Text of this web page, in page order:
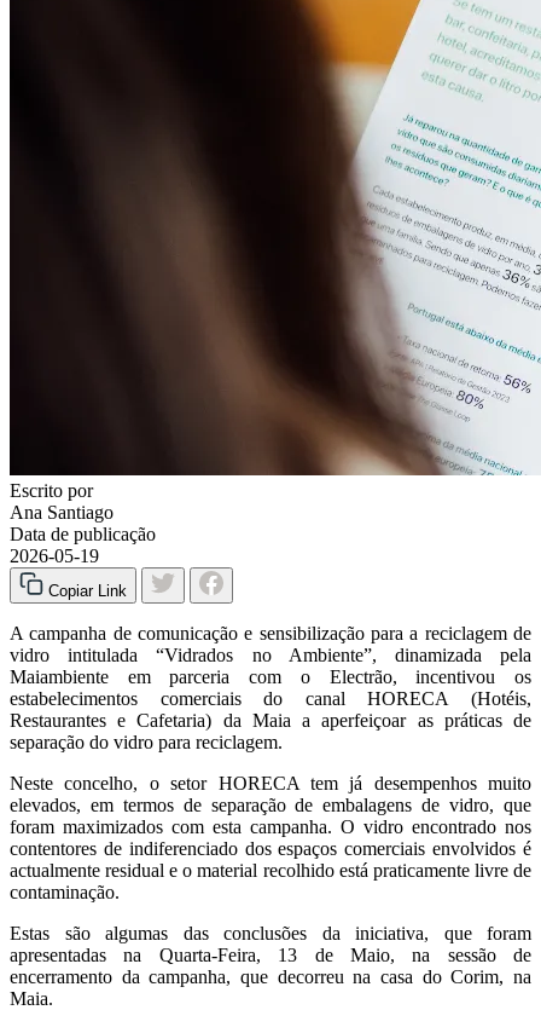
Escrito por
Ana Santiago
Data de publicação
2026-05-19
Copiar Link
A campanha de comunicação e sensibilização para a reciclagem de
vidro intitulada “Vidrados no Ambiente”, dinamizada pela
Maiambiente em parceria com o Electrão, incentivou os
estabelecimentos comerciais do canal HORECA (Hotéis,
Restaurantes e Cafetaria) da Maia a aperfeiçoar as práticas de
separação do vidro para reciclagem.
Neste concelho, o setor HORECA tem já desempenhos muito
elevados, em termos de separação de embalagens de vidro, que
foram maximizados com esta campanha. O vidro encontrado nos
contentores de indiferenciado dos espaços comerciais envolvidos é
actualmente residual e o material recolhido está praticamente livre de
contaminação.
Estas são algumas das conclusões da iniciativa, que foram
apresentadas na Quarta-Feira, 13 de Maio, na sessão de
encerramento da campanha, que decorreu na casa do Corim, na
Maia.